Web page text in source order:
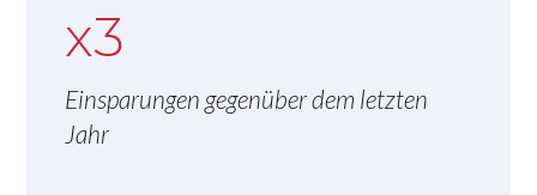
x3
Einsparungen gegenüber dem letzten
Jahr